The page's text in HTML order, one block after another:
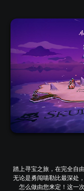
踏上寻宝之旅，在完全自
无论是勇闯喵勒比最深处
怎么做由您来定！这一